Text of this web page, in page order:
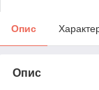
Опис
Опис